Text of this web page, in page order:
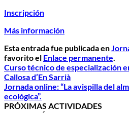
Inscripción
Más información
Esta entrada fue publicada en
favorito el Enlace permanente.
Curso técnico de especialización
Callosa d’En Sarrià
Jornada online: “La avispilla del
ecológica”.
PRÓXIMAS ACTIVIDADES